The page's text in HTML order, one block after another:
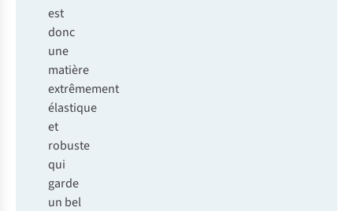
est
donc
une
matière
extrêmement
élastique
et
robuste
qui
garde
un bel